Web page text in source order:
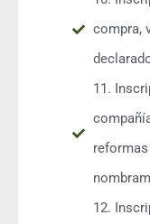
compra,
11.
12.